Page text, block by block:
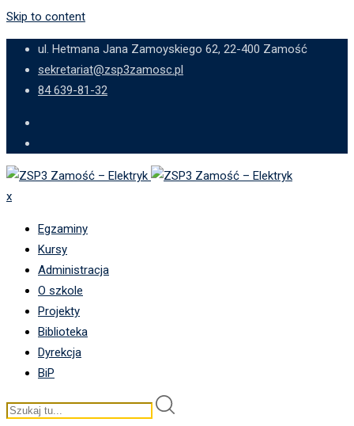
Skip to content
ul. Hetmana Jana Zamoyskiego 62, 22-400 Zamość
sekretariat@zsp3zamosc.pl
84 639-81-32
x
Egzaminy
Kursy
Administracja
O szkole
Projekty
Biblioteka
Dyrekcja
BiP